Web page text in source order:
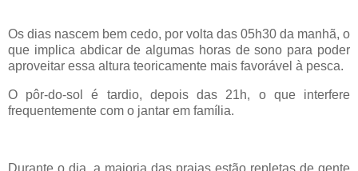
Os dias nascem bem cedo, por volta das 05h30 da manhã, o
que implica abdicar de algumas horas de sono para poder
aproveitar essa altura teoricamente mais favorável à pesca.
O pôr-do-sol é tardio, depois das 21h, o que interfere
frequentemente com o jantar em família.
Durante o dia, a maioria das praias estão repletas de gente